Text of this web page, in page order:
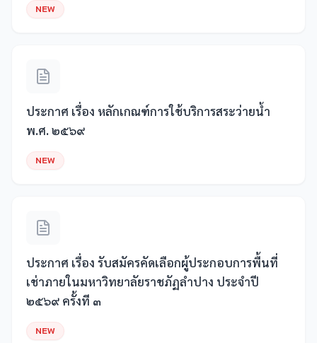
NEW
ประกาศ เรื่อง หลักเกณฑ์การใช้บริการสระว่ายน้ำ
พ.ศ. ๒๕๖๙
NEW
ประกาศ เรื่อง รับสมัครคัดเลือกผู้ประกอบการพื้นที่
เช่าภายในมหาวิทยาลัยราชภัฏลำปาง ประจำปี
๒๕๖๙ ครั้งที ๓
NEW